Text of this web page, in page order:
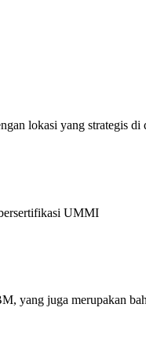
lokasi yang strategis di
UMMI
yang juga merupakan